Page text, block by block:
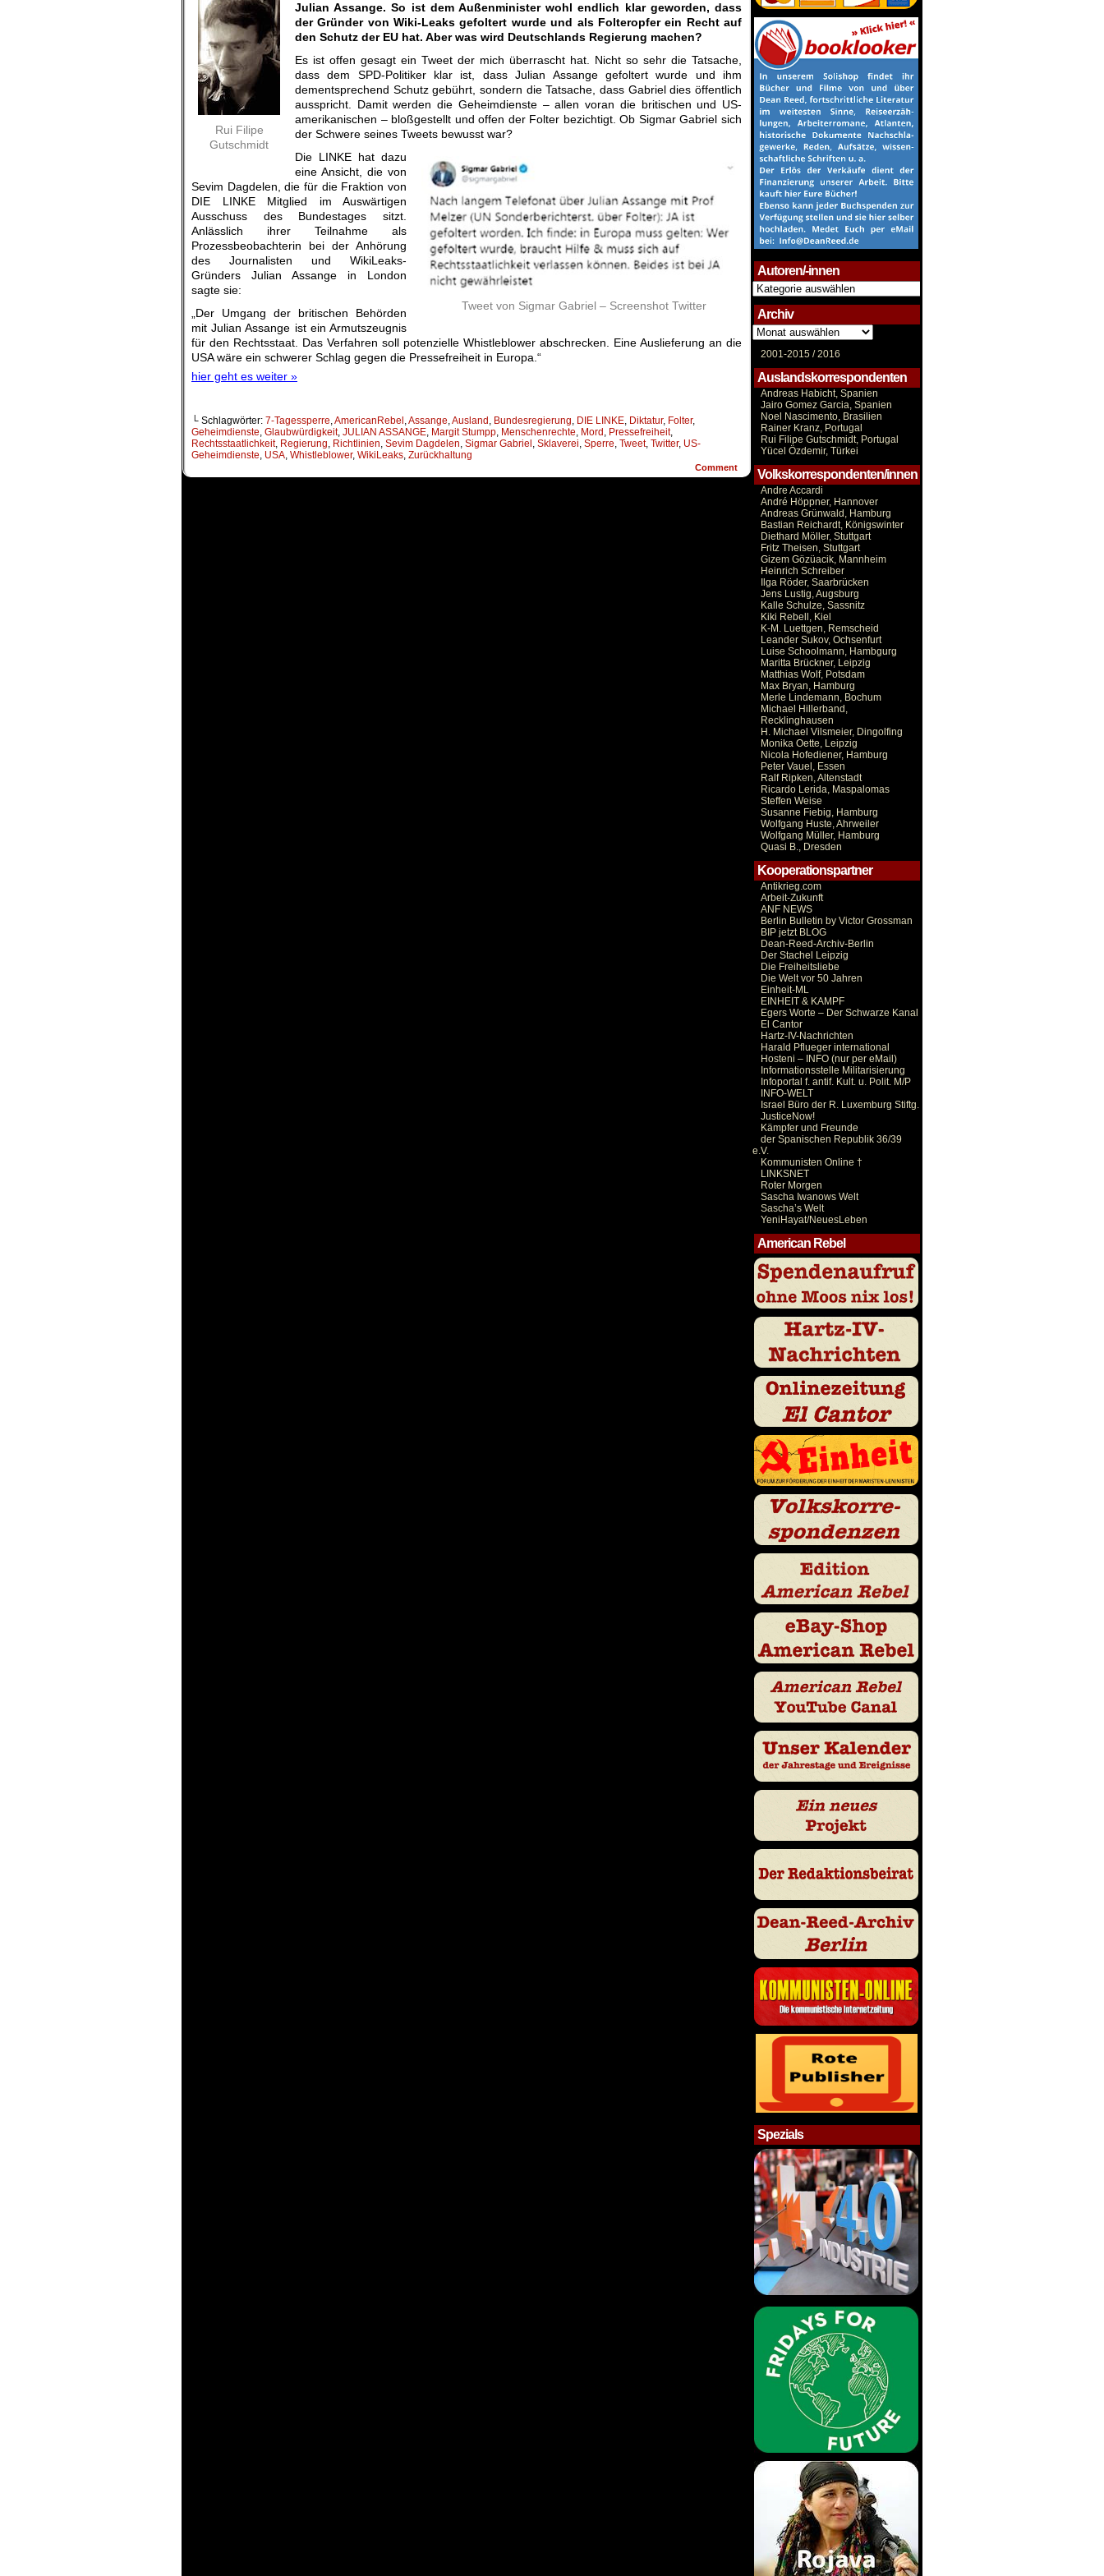
Rui Filipe
Gutschmidt
Julian Assange. So ist dem Außenminister wohl endlich klar geworden, dass
der Gründer von Wiki-Leaks gefoltert wurde und als Folteropfer ein Recht auf
den Schutz der EU hat. Aber was wird Deutschlands Regierung machen?
Es ist offen gesagt ein Tweet der mich überrascht hat. Nicht so sehr die Tatsache,
dass dem SPD-Politiker klar ist, dass Julian Assange gefoltert wurde und ihm
dementsprechend Schutz gebührt, sondern die Tatsache, dass Gabriel dies öffentlich
ausspricht. Damit werden die Geheimdienste – allen voran die britischen und US-
amerikanischen – bloßgestellt und offen der Folter bezichtigt. Ob Sigmar Gabriel sich
der Schwere seines Tweets bewusst war?
Tweet von Sigmar Gabriel – Screenshot Twitter
Die LINKE hat dazu
eine Ansicht, die von
Sevim Dagdelen, die für die Fraktion von
DIE LINKE Mitglied im Auswärtigen
Ausschuss des Bundestages sitzt.
Anlässlich ihrer Teilnahme als
Prozessbeobachterin bei der Anhörung
des Journalisten und WikiLeaks-
Gründers Julian Assange in London
sagte sie:
„Der Umgang der britischen Behörden
mit Julian Assange ist ein Armutszeugnis
für den Rechtsstaat. Das Verfahren soll potenzielle Whistleblower abschrecken. Eine Auslieferung an die
USA wäre ein schwerer Schlag gegen die Pressefreiheit in Europa.“
hier geht es weiter »
└ Schlagwörter: 7-Tagessperre,AmericanRebel ,Assange,Ausland , Bundesregierung, DIE LINKE, Diktatur, Folter,
Geheimdienste, Glaubwürdigkeit, JULIAN ASSANGE, Margit Stumpp, Menschenrechte, Mord , Pressefreiheit,
Rechtsstaatlichkeit, Regierung, Richtlinien, Sevim Dagdelen, Sigmar Gabriel , Sklaverei, Sperre, Tweet, Twitter, US-
Geheimdienste, USA, Whistleblower, WikiLeaks, Zurückhaltung
Comment
Autoren/-innen
Autoren/-
innen
Archiv
Archiv
2001-2015 /2016
Auslandskorrespondenten
Andreas Habicht, Spanien
Jairo Gomez Garcia, Spanien
Noel Nascimento, Brasilien
Rainer Kranz, Portugal
Rui Filipe Gutschmidt, Portugal
Yücel Özdemir, Türkei
Volkskorrespondenten/innen
Andre Accardi
André Höppner, Hannover
Andreas Grünwald, Hamburg
Bastian Reichardt, Königswinter
Diethard Möller, Stuttgart
Fritz Theisen, Stuttgart
Gizem Gözüacik, Mannheim
Heinrich Schreiber
Ilga Röder, Saarbrücken
Jens Lustig, Augsburg
Kalle Schulze, Sassnitz
Kiki Rebell, Kiel
K-M. Luettgen, Remscheid
Leander Sukov, Ochsenfurt
Luise Schoolmann, Hambgurg
Maritta Brückner, Leipzig
Matthias Wolf, Potsdam
Max Bryan, Hamburg
Merle Lindemann, Bochum
Michael Hillerband,
Recklinghausen
H. Michael Vilsmeier, Dingolfing
Monika Oette, Leipzig
Nicola Hofediener, Hamburg
Peter Vauel, Essen
Ralf Ripken, Altenstadt
Ricardo Lerida, Maspalomas
Steffen Weise
Susanne Fiebig, Hamburg
Wolfgang Huste, Ahrweiler
Wolfgang Müller, Hamburg
Quasi B., Dresden
Kooperationspartner
Antikrieg.com
Arbeit-Zukunft
ANF NEWS
Berlin Bulletin by Victor Grossman
BIP jetzt BLOG
Dean-Reed-Archiv-Berlin
Der Stachel Leipzig
Die Freiheitsliebe
Die Welt vor 50 Jahren
Einheit-ML
EINHEIT & KAMPF
Egers Worte – Der Schwarze Kanal
El Cantor
Hartz-IV-Nachrichten
Harald Pflueger international
Hosteni – INFO (nur per eMail)
Informationsstelle Militarisierung
Infoportal f. antif. Kult. u. Polit. M/P
INFO-WELT
Israel Büro der R. Luxemburg Stiftg.
JusticeNow!
Kämpfer und Freunde
der Spanischen Republik 36/39
e.V.
Kommunisten Online †
LINKSNET
Roter Morgen
Sascha Iwanows Welt
Sascha’s Welt
YeniHayat/NeuesLeben
American Rebel
Spezials